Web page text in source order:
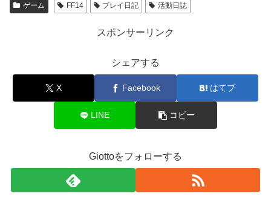
ゲーム FF14 プレイ日記 活動日誌
スポンサーリンク
シェアする
X Facebook はてブ
LINE コピー
Giottoをフォローする